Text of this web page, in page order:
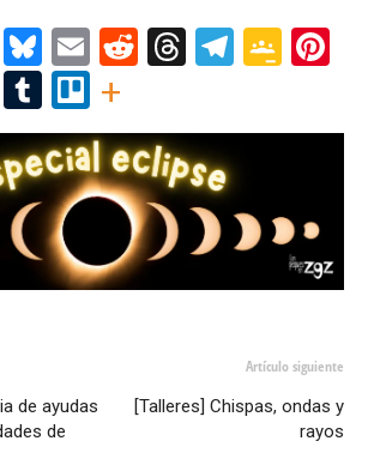
Facebook
Bluesky
EmailReddit
Threads
Mastodon
Tumblr
Trello
+
de ayudas
de
Artículo siguiente
[Talleres] Chispas, ondas y
rayos